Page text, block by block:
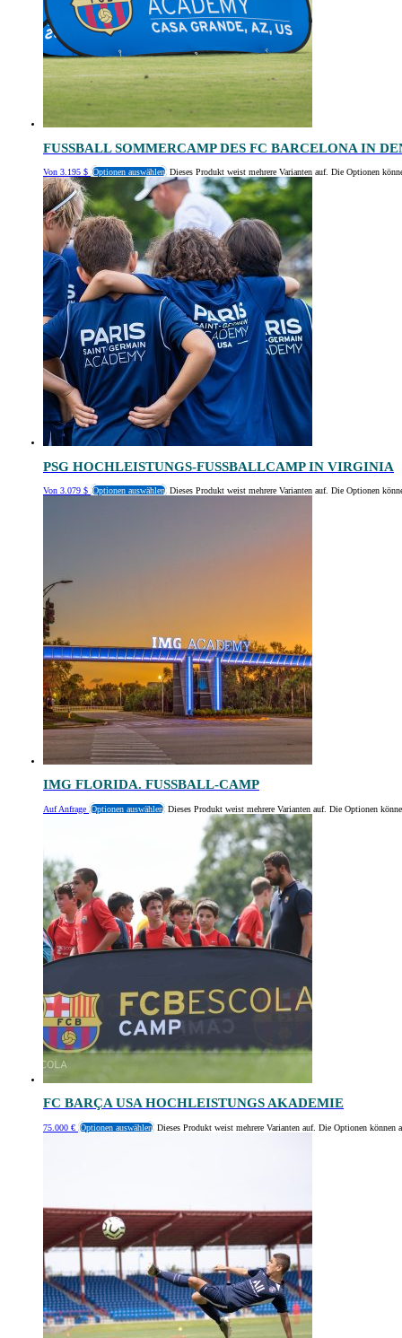
FUSSBALL SOMMERCAMP DES FC BARCELONA IN DEN
Von 3.195 $ Optionen auswählen Dieses Produkt weist mehrere Varianten auf. Die Optionen
PSG HOCHLEISTUNGS-FUSSBALLCAMP IN VIRGINIA
Von 3.079 $ Optionen auswählen Dieses Produkt weist mehrere Varianten auf. Die Optionen
IMG FLORIDA. FUSSBALL-CAMP
Auf Anfrage Optionen auswählen Dieses Produkt weist mehrere Varianten auf. Die Optionen
FC BARÇA USA HOCHLEISTUNGS AKADEMIE
75.000 € Optionen auswählen Dieses Produkt weist mehrere Varianten auf. Die Optionen können